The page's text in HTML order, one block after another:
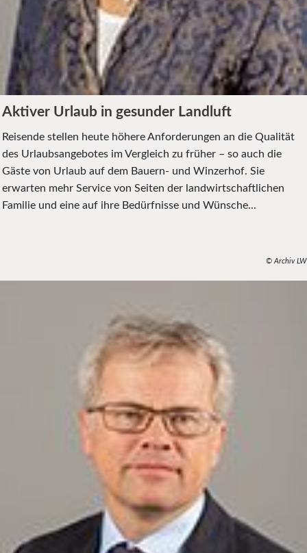
Aktiver Urlaub in gesunder Landluft
Reisende stellen heute höhere Anforderungen an die Qualität
des Urlaubsangebotes im Vergleich zu früher – so auch die
Gäste von Urlaub auf dem Bauern- und Winzerhof. Sie
erwarten mehr Service von Seiten der landwirtschaftlichen
Familie und eine auf ihre Bedürfnisse und Wünsche...
© Archiv LW